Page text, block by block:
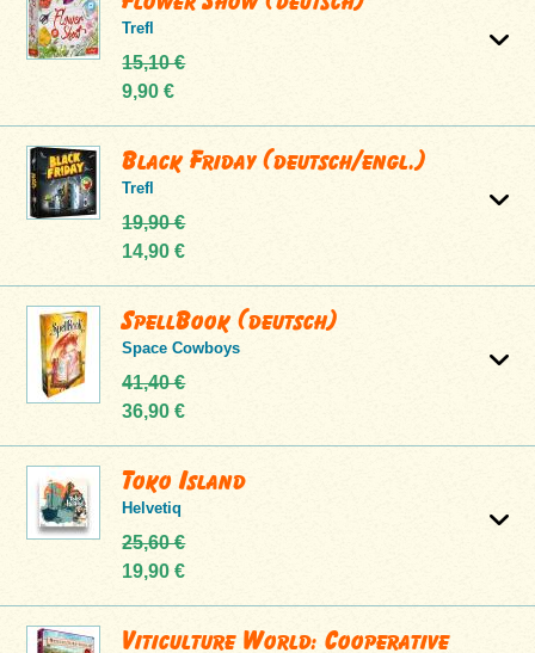
Trefl
15,10 €
9,90 €
Black Friday (deutsch/engl.)
Trefl
19,90 €
14,90 €
SpellBook (deutsch)
Space Cowboys
41,40 €
36,90 €
Toko Island
Helvetiq
25,60 €
19,90 €
Viticulture World: Cooperative